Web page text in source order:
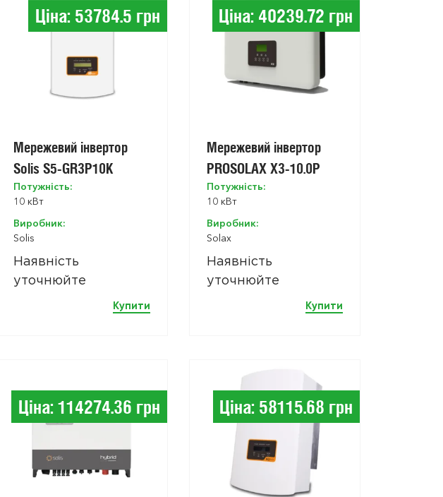
Ціна: 53784.5 грн
Мережевий інвертор
Solis S5-GR3P10K
Потужність:
10 кВт
Виробник:
Solis
Наявність
уточнюйте
Купити
Ціна: 40239.72 грн
Мережевий інвертор
PROSOLAX X3-10.0P
Потужність:
10 кВт
Виробник:
Solax
Наявність
уточнюйте
Купити
Ціна: 114274.36 грн Ціна: 58115.68 грн